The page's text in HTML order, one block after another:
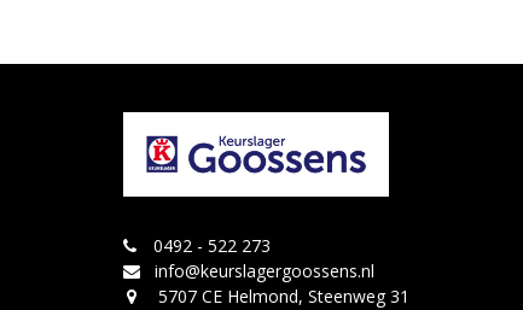
0492 - 522 273
info@keurslagergoossens.nl
5707 CE Helmond, Steenweg 31